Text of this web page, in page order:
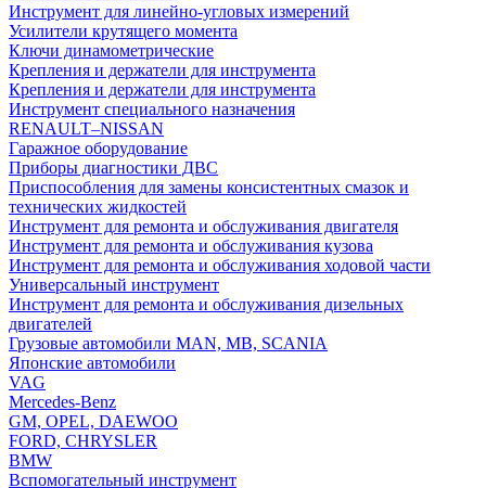
Инструмент для линейно-угловых измерений
Усилители крутящего момента
Ключи динамометрические
Крепления и держатели для инструмента
Крепления и держатели для инструмента
Инструмент специального назначения
RENAULT–NISSAN
Гаражное оборудование
Приборы диагностики ДВС
Приспособления для замены консистентных смазок и
технических жидкостей
Инструмент для ремонта и обслуживания двигателя
Инструмент для ремонта и обслуживания кузова
Инструмент для ремонта и обслуживания ходовой части
Универсальный инструмент
Инструмент для ремонта и обслуживания дизельных
двигателей
Грузовые автомобили MAN, MB, SCANIA
Японские автомобили
VAG
Mercedes-Benz
GM, OPEL, DAEWOO
FORD, CHRYSLER
BMW
Вспомогательный инструмент